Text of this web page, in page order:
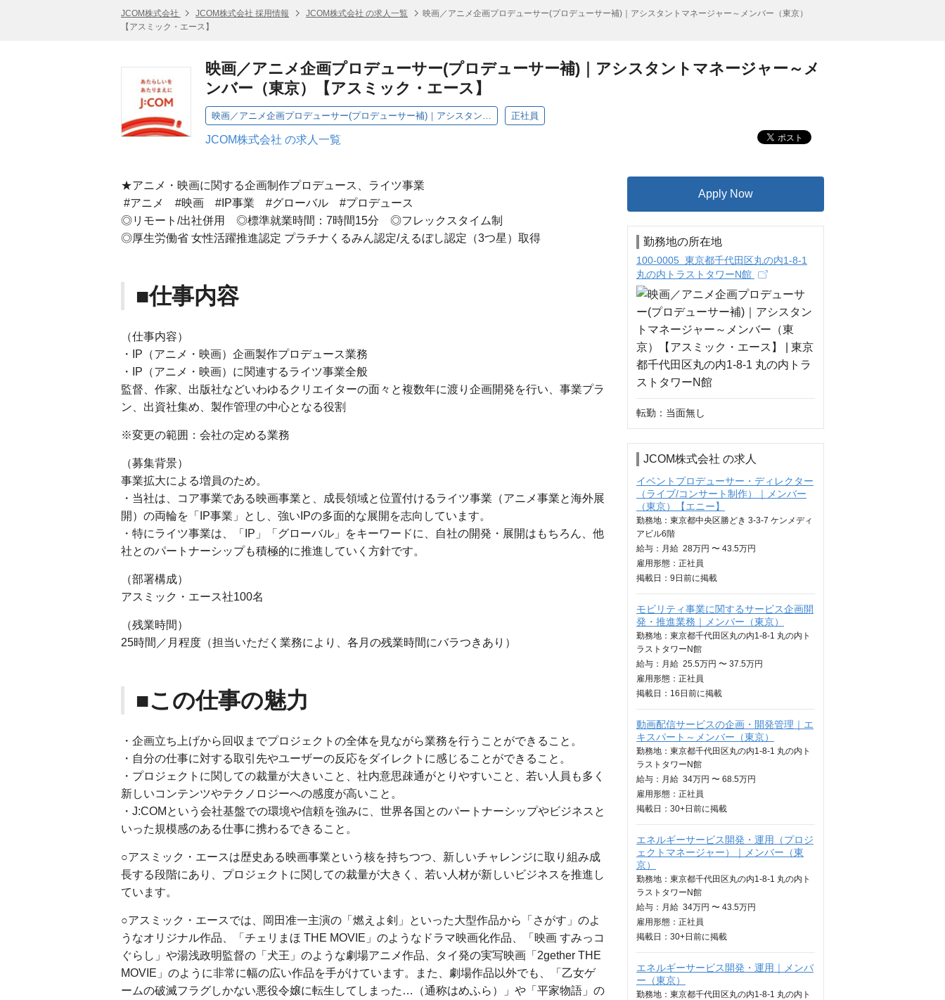
JCOM株式会社 JCOM株式会社 採用情報 JCOM株式会社 の求人一覧
映画／アニメ企画プロデューサー(プロデューサー補)｜アシスタントマネージャー～メンバー（東京）
【アスミック・エース】
映画／アニメ企画プロデューサー(プロデューサー補)｜アシスタントマネージャー～メ
ンバー（東京）【アスミック・エース】
映画／アニメ企画プロデューサー(プロデューサー補)｜アシスタントマネージャー～メンバー（東京） 正社員
JCOM株式会社 の求人一覧
★アニメ・映画に関する企画制作プロデュース、ライツ事業
#アニメ #映画 #IP事業 #グローバル #プロデュース
◎リモート/出社併用 ◎標準就業時間：7時間15分 ◎フレックスタイム制
◎厚生労働省 女性活躍推進認定 プラチナくるみん認定/えるぼし認定（3つ星）取得
■仕事内容
（仕事内容）
・IP（アニメ・映画）企画製作プロデュース業務
・IP（アニメ・映画）に関連するライツ事業全般
監督、作家、出版社などいわゆるクリエイターの面々と複数年に渡り企画開発を行い、事業プラ
ン、出資社集め、製作管理の中心となる役割
※変更の範囲：会社の定める業務
（募集背景）
事業拡大による増員のため。
・当社は、コア事業である映画事業と、成長領域と位置付けるライツ事業（アニメ事業と海外展
開）の両輪を「IP事業」とし、強いIPの多面的な展開を志向しています。
・特にライツ事業は、「IP」「グローバル」をキーワードに、自社の開発・展開はもちろん、他
社とのパートナーシップも積極的に推進していく方針です。
（部署構成）
アスミック・エース社100名
（残業時間）
25時間／月程度（担当いただく業務により、各月の残業時間にバラつきあり）
■この仕事の魅力
・企画立ち上げから回収までプロジェクトの全体を見ながら業務を行うことができること。
・自分の仕事に対する取引先やユーザーの反応をダイレクトに感じることができること。
・プロジェクトに関しての裁量が大きいこと、社内意思疎通がとりやすいこと、若い人員も多く
新しいコンテンツやテクノロジーへの感度が高いこと。
・J:COMという会社基盤での環境や信頼を強みに、世界各国とのパートナーシップやビジネスと
いった規模感のある仕事に携わるできること。
○アスミック・エースは歴史ある映画事業という核を持ちつつ、新しいチャレンジに取り組み成
長する段階にあり、プロジェクトに関しての裁量が大きく、若い人材が新しいビジネスを推進し
ています。
○アスミック・エースでは、岡田准一主演の「燃えよ剣」といった大型作品から「さがす」のよ
うなオリジナル作品、「チェリまほ THE MOVIE」のようなドラマ映画化作品、「映画 すみっコ
ぐらし」や湯浅政明監督の「犬王」のような劇場アニメ作品、タイ発の実写映画「2gether THE
MOVIE」のように非常に幅の広い作品を手がけています。また、劇場作品以外でも、「乙女ゲ
ームの破滅フラグしかない悪役令嬢に転生してしまった…（通称はめふら）」や「平家物語」の
Apply Now
勤務地の所在地
100-0005 東京都千代田区丸の内1-8-1
丸の内トラストタワーN館
転勤：当面無し
JCOM株式会社 の求人
イベントプロデューサー・ディレクター
（ライブ/コンサート制作）｜メンバー
（東京）【エニー】
勤務地：東京都中央区勝どき 3-3-7 ケンメディ
アビル6階
給与： 月給 28万円 〜 43.5万円
雇用形態：正社員
掲載日： 9日 前に掲載
モビリティ事業に関するサービス企画開
発・推進業務｜メンバー（東京）
勤務地：東京都千代田区丸の内1-8-1 丸の内ト
ラストタワーN館
給与： 月給 25.5万円 〜 37.5万円
雇用形態：正社員
掲載日： 16日 前に掲載
動画配信サービスの企画・開発管理｜エ
キスパート～メンバー（東京）
勤務地：東京都千代田区丸の内1-8-1 丸の内ト
ラストタワーN館
給与： 月給 34万円 〜 68.5万円
雇用形態：正社員
掲載日： 30+日 前に掲載
エネルギーサービス開発・運用（プロジ
ェクトマネージャー）｜メンバー（東
京）
勤務地：東京都千代田区丸の内1-8-1 丸の内ト
ラストタワーN館
給与： 月給 34万円 〜 43.5万円
雇用形態：正社員
掲載日： 30+日 前に掲載
エネルギーサービス開発・運用｜メンバ
ー（東京）
勤務地：東京都千代田区丸の内1-8-1 丸の内ト